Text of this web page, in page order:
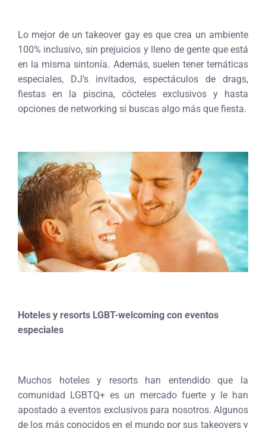
Lo mejor de un takeover gay es que crea un ambiente
100% inclusivo, sin prejuicios y lleno de gente que está
en la misma sintonía. Además, suelen tener temáticas
especiales, DJ’s invitados, espectáculos de drags,
fiestas en la piscina, cócteles exclusivos y hasta
opciones de networking si buscas algo más que fiesta.
Hoteles y resorts LGBT-welcoming con eventos
especiales
Muchos hoteles y resorts han entendido que la
comunidad LGBTQ+ es un mercado fuerte y le han
apostado a eventos exclusivos para nosotros. Algunos
de los más conocidos en el mundo por sus takeovers y